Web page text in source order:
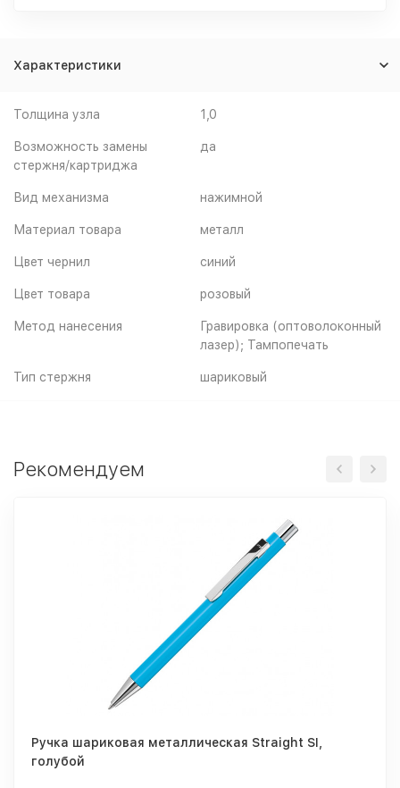
Характеристики
Толщина узла 1,0
Возможность замены
стержня/картриджа
да
Вид механизма нажимной
Материал товара металл
Цвет чернил синий
Цвет товара розовый
Метод нанесения
Гравировка (оптоволоконный
лазер); Тампопечать
Тип стержня шариковый
Рекомендуем
Ручка шариковая металлическая Straight SI,
голубой